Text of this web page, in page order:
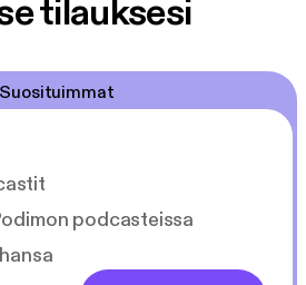
tilauksesi
Suosituimmat
podcasteissa